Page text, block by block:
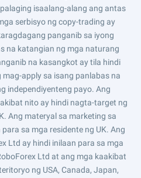
isaalang-alang ang antas
serbisyo ng copy-trading ay
panganib sa iyong
na katangian ng mga naturang
na kasangkot ay tila hindi
apply sa isang panlabas na
independiyenteng payo. Ang
nito ay hindi nagta-target ng
Ang materyal sa marketing sa
sa mga residente ng UK. Ang
Ltd ay hindi inilaan para sa mga
Ltd at ang mga kaakibat
ng USA, Canada, Japan,